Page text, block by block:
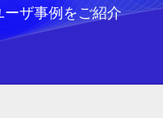
ザ事例をご紹介